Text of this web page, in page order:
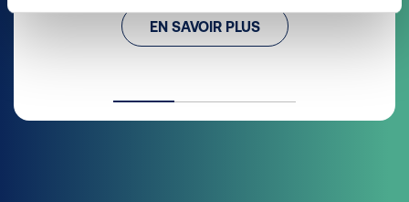
EN SAVOIR PLUS